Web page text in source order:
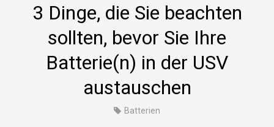
3 Dinge, die Sie beachten
sollten, bevor Sie Ihre
Batterie(n) in der USV
austauschen
Batterien